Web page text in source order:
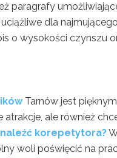
paragrafy
dla
o wysokości czynszu
Tarnów jest
ale również
korepetytora?
woli poświęcić na